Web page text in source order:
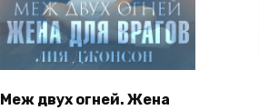
Меж двух огней. Жена